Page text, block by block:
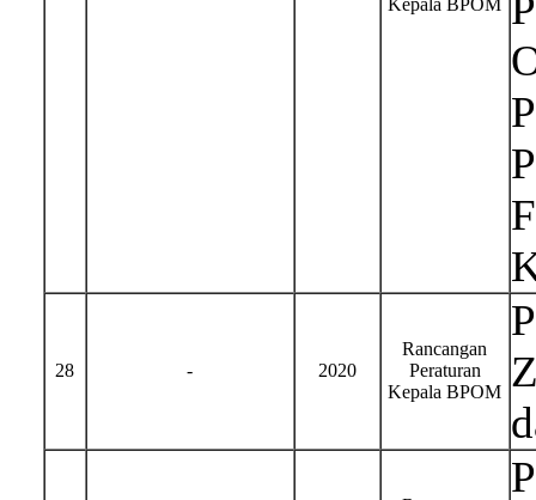
Kepala BPOM
28 - 2020
Rancangan
Peraturan
Kepala BPOM